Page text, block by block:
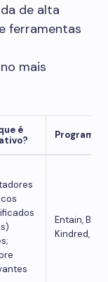
de alta
ferramentas
mais
é
Entain,
Kindred,